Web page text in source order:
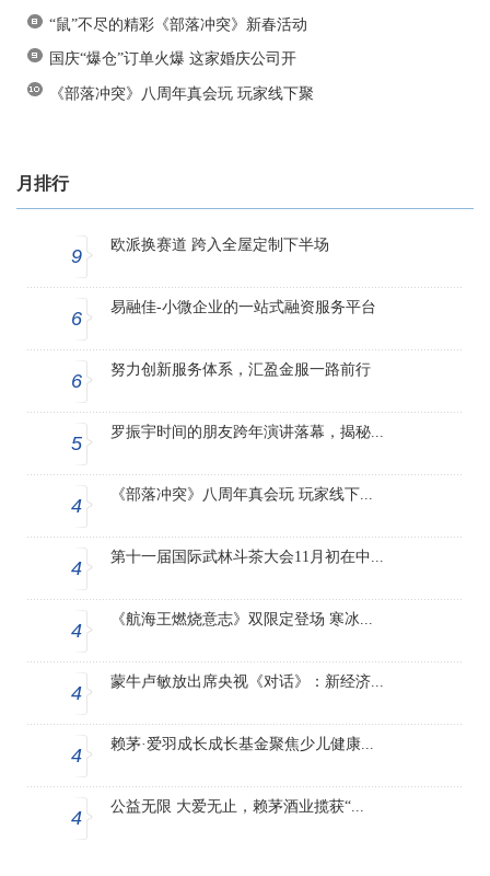
“鼠”不尽的精彩《部落冲突》新春活动
国庆“爆仓”订单火爆 这家婚庆公司开
《部落冲突》八周年真会玩 玩家线下聚
月排行
9
欧派换赛道 跨入全屋定制下半场
6
易融佳-小微企业的一站式融资服务平台
6
努力创新服务体系，汇盈金服一路前行
5
罗振宇时间的朋友跨年演讲落幕，揭秘...
4
《部落冲突》八周年真会玩 玩家线下...
4
第十一届国际武林斗茶大会11月初在中...
4
《航海王燃烧意志》双限定登场 寒冰...
4
蒙牛卢敏放出席央视《对话》：新经济...
4
赖茅·爱羽成长成长基金聚焦少儿健康...
4
公益无限 大爱无止，赖茅酒业揽获“...